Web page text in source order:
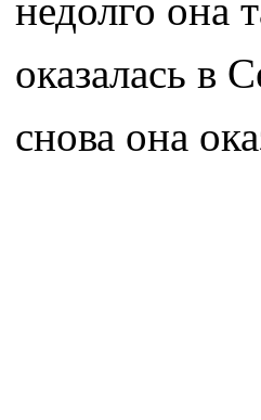
недолго она
оказалась в
снова она